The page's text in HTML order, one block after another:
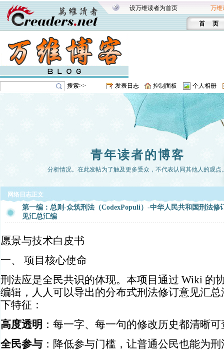
设万维读者为首页 万维
首 页
搜索>> 发表日志 控制面板 个人相册
青年读者的博客
分析情况。在此发帖为了触及更多受众，不代表认同其他人的观点
网络日志正文
第一编：总则-众筑刑法（CodexPopuli）-中华人民共和国刑法修
见汇总汇编
愿景与技术白皮书
一、 项目核心使命
刑法应是全民共识的体现。本项目通过 Wiki 的
编辑，人人可以导出的分布式刑法修订意见汇
下特征：
高度透明 ：每一字、每一句的修改历史都清晰可
全民参与 ：降低参与门槛，让普通公民也能为